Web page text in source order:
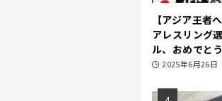
【アジア王者
アレスリング
ル、おめでと
2025年6月26日